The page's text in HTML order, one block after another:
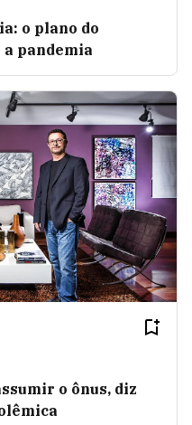
o plano do
pandemia
o ônus, diz